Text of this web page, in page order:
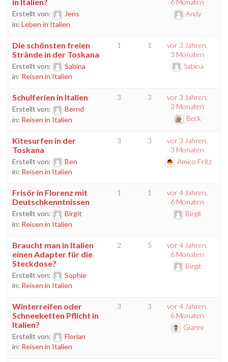
Erstellt von:
Jens
in: Leben in Italien
6 Monaten
Andy
Die schönsten freien
Strände in der Toskana
Erstellt von:
Sabina
in: Reisen in Italien
1 1
vor 3 Jahren,
3 Monaten
Sabina
Schulferien in Italien
Erstellt von:
Bernd
in: Reisen in Italien
3 3
vor 3 Jahren,
3 Monaten
Beck
Kitesurfen in der
Toskana
Erstellt von:
Ben
in: Reisen in Italien
3 3
vor 3 Jahren,
3 Monaten
Amico Fritz
Frisör in Florenz mit
Deutschkenntnissen
Erstellt von:
Birgit
in: Reisen in Italien
1 1
vor 4 Jahren,
6 Monaten
Birgit
Braucht man in Italien
einen Adapter für die
Steckdose?
Erstellt von:
Sophie
in: Reisen in Italien
2 5
vor 4 Jahren,
6 Monaten
Birgit
Winterreifen oder
Schneeketten Pflicht in
Italien?
Erstellt von:
Florian
in: Reisen in Italien
3 3
vor 4 Jahren,
6 Monaten
Gianni